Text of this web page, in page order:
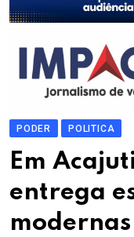
PODER POLITICA
Em
entrega